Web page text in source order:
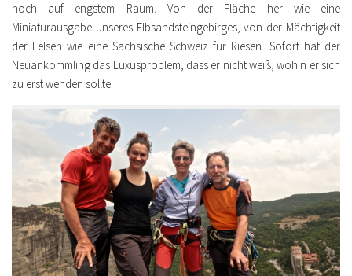
noch auf engstem Raum. Von der Fläche her wie eine
Miniaturausgabe unseres Elbsandsteingebirges, von der Mächtigkeit
der Felsen wie eine Sächsische Schweiz für Riesen. Sofort hat der
Neuankömmling das Luxusproblem, dass er nicht weiß, wohin er sich
zu erst wenden sollte.